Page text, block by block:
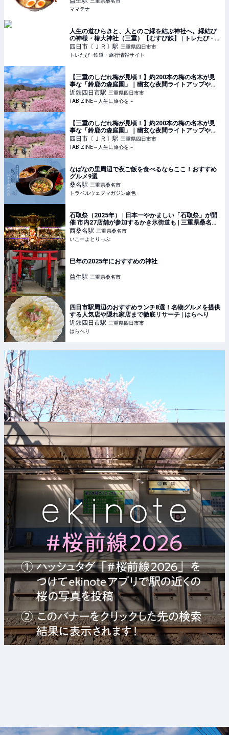
ママテナ
人生の道ひらきと、人とのご縁を結ぶ神社へ。縁結び
の神様・椿大神社（三重）【むすび鉄】 | トレたび - 鉄
道・旅行情報サイト
四日市〔ＪＲ〕駅 三重県四日市市
トレたび - 鉄道・旅行情報サイト
【三重のしだれ梅が見頃！】約200本の梅の名木が見
事な「鈴鹿の森庭園」｜幽玄な夜間ライトアップや幻
想的なミストも | TABIZINE～人生に旅心を～
近鉄四日市駅 三重県四日市市
TABIZINE～人生に旅心を～
【三重のしだれ梅が見頃！】約200本の梅の名木が見
事な「鈴鹿の森庭園」｜幽玄な夜間ライトアップや幻
想的なミストも | TABIZINE～人生に旅心を～
四日市〔ＪＲ〕駅 三重県四日市市
TABIZINE～人生に旅心を～
なばなの里周辺で夜ご飯を食べるならここ！おすすめ
グルメ9選
桑名駅 三重県桑名市
トラベルウェブマガジン旅色
石取祭（2025年） | 日本一やかましい「石取祭」が開
催 市内27店舗が参加するかき氷街道も | 三重県桑名市 |
いこーよとりっぷ
西桑名駅 三重県桑名市
いこーよとりっぷ
巳年の2025年におすすめの神社
益生駅 三重県桑名市
四日市駅周辺のおすすめランチ8選！名物グルメを提供
する人気店や隠れ家店まで徹底リサーチ | はらへり
近鉄四日市駅 三重県四日市市
はらへり